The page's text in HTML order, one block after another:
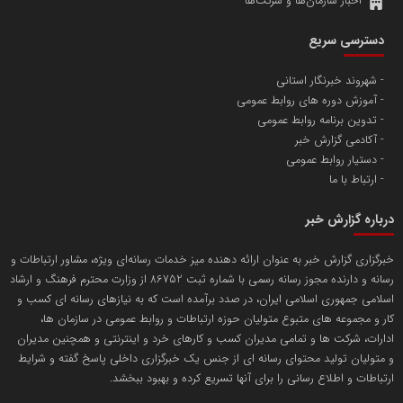
پایگاه خبری شبکه تعاون
برترین شرکت سرمایه گذاری تخصصی معدن و صنایع معدنی
تامین سرمایه نوین
نخستین بانک سرمایه گذاری ایران
میلاد شادانی
مشاور و کوچینگ رشد فردی و سازمانی
مهدی بیرانوند
نویسنده، پژوهشگر، شاعر، روزنامه نگار
دسترسی سریع
شهروند خبرنگار استانی
آموزش دوره های روابط عمومی
تدوین برنامه روابط عمومی
آکادمی گزارش خبر
دستیار روابط عمومی
ارتباط با ما
درباره گزارش خبر
خبرگزاری گزارش خبر به عنوان ارائه دهنده میز خدمات رسانه‌ای ویژه، مشاور ارتباطات و
رسانه و دارنده مجوز رسانه رسمی با شماره ثبت 86752 از وزارت محترم فرهنگ و ارشاد
اسلامی جمهوری اسلامی ایران، در صدد برآمده است که به نیازهای رسانه ای کسب و
کار و مجموعه های متبوع متولیان حوزه ارتباطات و روابط عمومی در سازمان ها،
ادارات، شرکت ها و تمامی مدیران کسب و کارهای خرد و اینترنتی و همچنین مدیران
و متولیان تولید محتوای رسانه ای از جنس یک خبرگزاری داخلی پاسخ گفته و شرایط
ارتباطات و اطلاع رسانی را برای آنها تسریع کرده و بهبود ببخشد.